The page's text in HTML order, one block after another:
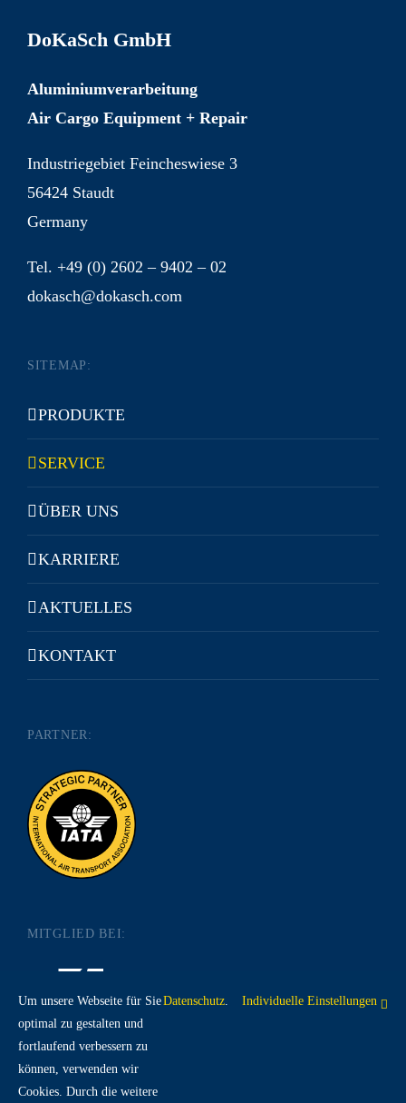
DoKaSch GmbH
Aluminiumverarbeitung
Air Cargo Equipment + Repair
Industriegebiet Feincheswiese 3
56424 Staudt
Germany
Tel. +49 (0) 2602 – 9402 – 02
dokasch@dokasch.com
SITEMAP:
PRODUKTE
SERVICE
ÜBER UNS
KARRIERE
AKTUELLES
KONTAKT
PARTNER:
MITGLIED BEI:
RECHTLICHES:
Um unsere Webseite für Sie
optimal zu gestalten und
fortlaufend verbessern zu
können, verwenden wir
Cookies. Durch die weitere
Datenschutz Individuelle Einstellungen